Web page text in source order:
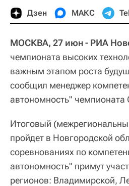
Дзен МАКС
МОСКВА, 27 июн - РИА
чемпионата высоких
важным этапом роста
сообщил менеджер
автономность" чемпионата
Итоговый
пройдет в Новгородской
соревнованиях по
автономность" примут
регионов: Владимирской,